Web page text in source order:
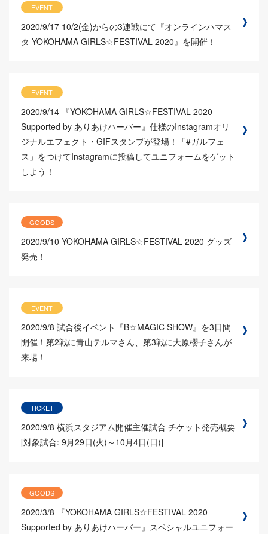
EVENT
2020/9/17 10/2(金)からの3連戦にて『オンラインハマス
タ YOKOHAMA GIRLS☆FESTIVAL 2020』を開催！
EVENT
2020/9/14 『YOKOHAMA GIRLS☆FESTIVAL 2020
Supported by ありあけハーバー』仕様のInstagramオリ
ジナルエフェクト・GIFスタンプが登場！「#ガルフェ
ス」をつけてInstagramに投稿してユニフォームをゲット
しよう！
GOODS
2020/9/10 YOKOHAMA GIRLS☆FESTIVAL 2020 グッズ
発売！
EVENT
2020/9/8 試合後イベント『B☆MAGIC SHOW』を3日間
開催！第2戦に青山テルマさん、第3戦に大原櫻子さんが
来場！
TICKET
2020/9/8 横浜スタジアム開催主催試合 チケット発売概要
[対象試合: 9月29日(火)～10月4日(日)]
GOODS
2020/3/8
『YOKOHAMA GIRLS☆FESTIVAL 2020
Supported by ありあけハーバー』スペシャルユニフォー